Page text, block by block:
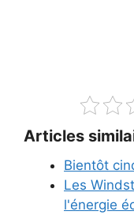
Articles
Bientôt
Les
l'énergie